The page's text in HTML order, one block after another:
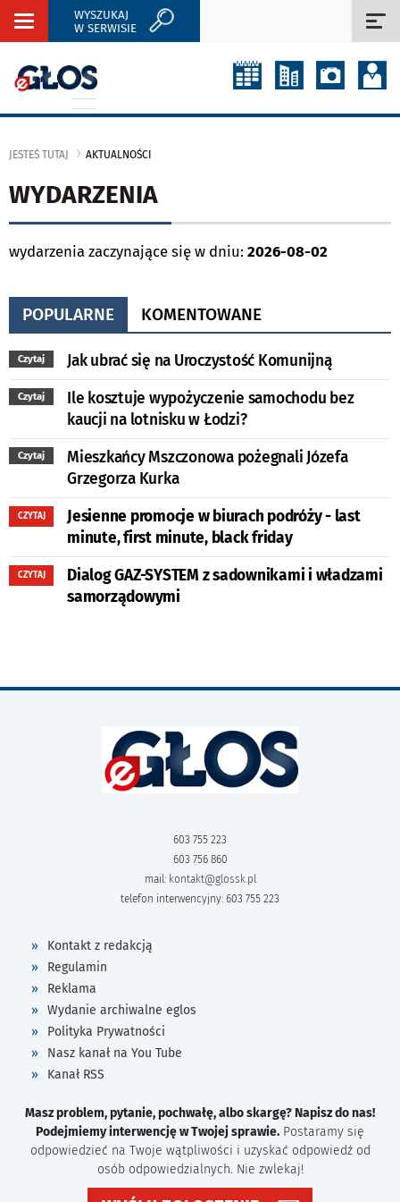
Rozwiń
WYSZUKAJ
W SERWISIE
JESTEŚ TUTAJ AKTUALNOŚCI
WYDARZENIA
wydarzenia zaczynające się w dniu: 2026-08-02
POPULARNE KOMENTOWANE
Czytaj Jak ubrać się na Uroczystość Komunijną
Czytaj
Ile kosztuje wypożyczenie samochodu bez
kaucji na lotnisku w Łodzi?
Czytaj
Mieszkańcy Mszczonowa pożegnali Józefa
Grzegorza Kurka
CZYTAJ
Jesienne promocje w biurach podróży - last
minute, first minute, black friday
CZYTAJ
Dialog GAZ-SYSTEM z sadownikami i władzami
samorządowymi
603 755 223
603 756 860
mail: kontakt@glossk.pl
telefon interwencyjny: 603 755 223
Kontakt z redakcją
Regulamin
Reklama
Wydanie archiwalne eglos
Polityka Prywatności
Nasz kanał na You Tube
Kanał RSS
Masz problem, pytanie, pochwałę, albo skargę? Napisz do nas!
Podejmiemy interwencję w Twojej sprawie. Postaramy się
odpowiedzieć na Twoje wątpliwości i uzyskać odpowiedź od
osób odpowiedzialnych. Nie zwlekaj!